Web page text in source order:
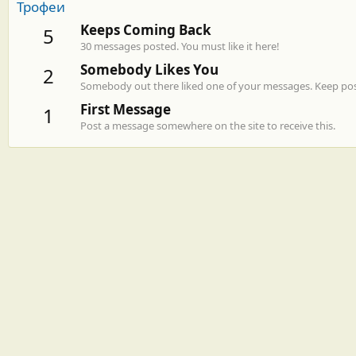
Трофеи
5 Keeps Coming Back
30 messages posted. You must like it here!
2 Somebody Likes You
Somebody out there liked one of your messages. Keep
1 First Message
Post a message somewhere on the site to receive this.